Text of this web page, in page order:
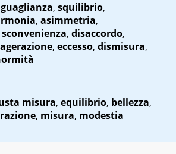
, squilibrio,
, asimmetria,
sconvenienza, disaccordo,
, eccesso, dismisura,
misura, equilibrio, bellezza,
, misura, modestia